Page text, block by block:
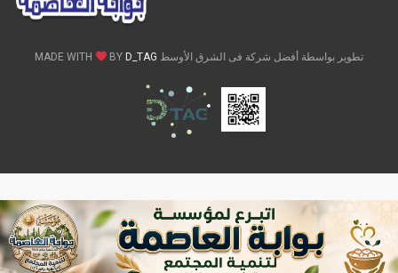
تطوير بواسطة أفضل شركة فى الشرق الأوسط MADE WITH BY D_TAG